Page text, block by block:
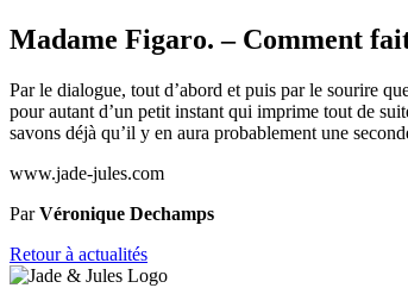
Madame Figaro. – Comment
Par le dialogue, tout d’abord et puis par le sourire
pour autant d’un petit instant qui imprime tout de
savons déjà qu’il y en aura probablement une
www.jade-jules.com
ParVéronique Dechamps
Retour à actualités